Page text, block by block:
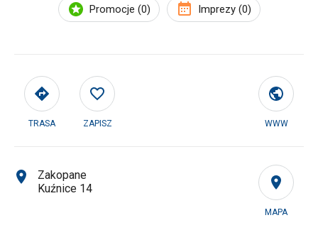
Promocje (0) Imprezy (0)
TRASA ZAPISZ WWW
MAPA
Zakopane
Kuźnice 14